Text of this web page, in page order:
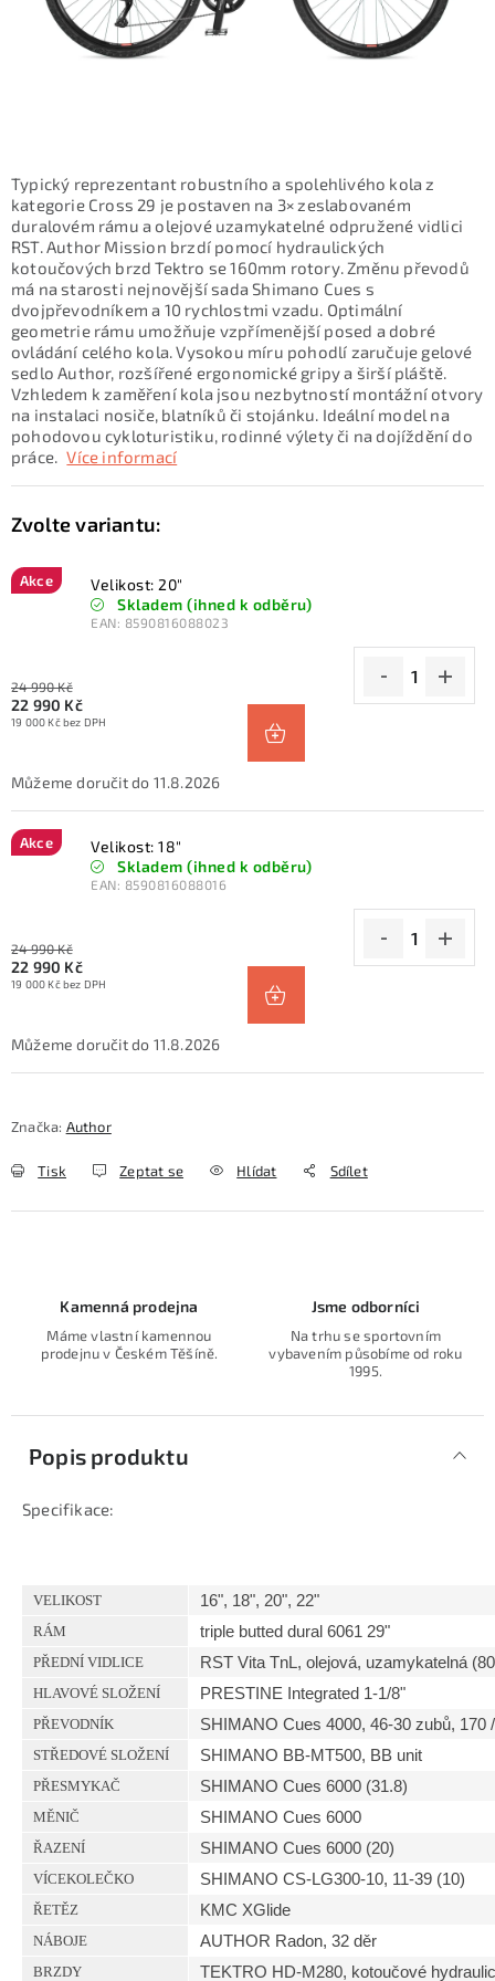
Typický reprezentant robustního a spolehlivého kola z
kategorie Cross 29 je postaven na 3× zeslabovaném
duralovém rámu a olejové uzamykatelné odpružené vidlici
RST. Author Mission brzdí pomocí hydraulických
kotoučových brzd Tektro se 160mm rotory. Změnu převodů
má na starosti nejnovější sada Shimano Cues s
dvojpřevodníkem a 10 rychlostmi vzadu. Optimální
geometrie rámu umožňuje vzpřímenější posed a dobré
ovládání celého kola. Vysokou míru pohodlí zaručuje gelové
sedlo Author, rozšířené ergonomické gripy a širší pláště.
Vzhledem k zaměření kola jsou nezbytností montážní otvory
na instalaci nosiče, blatníků či stojánku. Ideální model na
pohodovou cykloturistiku, rodinné výlety či na dojíždění do
práce. Více informací
Akce
Velikost: 20"
Skladem (ihned k odběru)
EAN: 8590816088023
24 990 Kč
22 990 Kč
19 000 Kč bez DPH
11.8.2026
Akce
Velikost: 18"
Skladem (ihned k odběru)
EAN: 8590816088016
24 990 Kč
22 990 Kč
19 000 Kč bez DPH
11.8.2026
Značka: Author
Tisk Zeptat se Hlídat Sdílet
Kamenná prodejna
Máme vlastní kamennou
prodejnu v Českém Těšíně.
Jsme odborníci
Na trhu se sportovním
vybavením působíme od roku
1995.
Popis produktu
Specifikace:
VELIKOST 16", 18", 20", 22"
RÁM triple butted dural 6061 29"
PŘEDNÍ VIDLICE RST Vita TnL, olejová, uzamykatelná
HLAVOVÉ SLOŽENÍ PRESTINE Integrated 1-1/8"
PŘEVODNÍK SHIMANO Cues 4000, 46-30 zubů, 170
STŘEDOVÉ SLOŽENÍ SHIMANO BB-MT500, BB unit
PŘESMYKAČ SHIMANO Cues 6000 (31.8)
MĚNIČ SHIMANO Cues 6000
ŘAZENÍ SHIMANO Cues 6000 (20)
VÍCEKOLEČKO SHIMANO CS-LG300-10, 11-39 (10)
ŘETĚZ KMC XGlide
NÁBOJE AUTHOR Radon, 32 děr
BRZDY TEKTRO HD-M280, kotoučové